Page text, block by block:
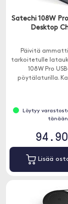
Satechi 108W
Desktop
Päivitä
tarkoitetulle
108W Pro
pöytälaturilla.
nopeudella -
Löytyy
tänään
Lisää